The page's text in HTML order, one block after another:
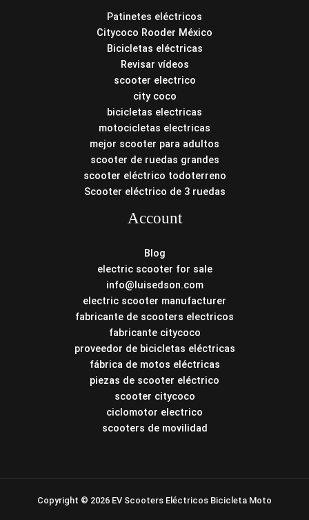
Patinetes eléctricos
Citycoco Rooder México
Bicicletas eléctricas
Revisar vídeos
scooter electrico
city coco
bicicletas electricas
motocicletas electricas
mejor scooter para adultos
scooter de ruedas grandes
scooter eléctrico todoterreno
Scooter eléctrico de 3 ruedas
Account
Blog
electric scooter for sale
info@luisedson.com
electric scooter manufacturer
fabricante de scooters electricos
fabricante citycoco
proveedor de bicicletas eléctricas
fábrica de motos eléctricas
piezas de scooter eléctrico
scooter citycoco
ciclomotor electrico
scooters de movilidad
Copyright © 2026 EV Scooters Eléctricos Bicicleta Moto